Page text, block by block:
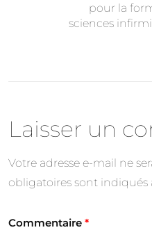
pour la
sciences
Laisser un
Votre adresse e-mail ne
obligatoires sont indiqués
Commentaire *